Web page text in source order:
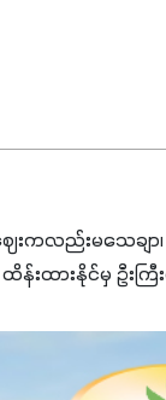
ေးကလည်းမသေချ
ထားနိုင်မှ ဦးကြီ
းအားစုပစ္စည်း